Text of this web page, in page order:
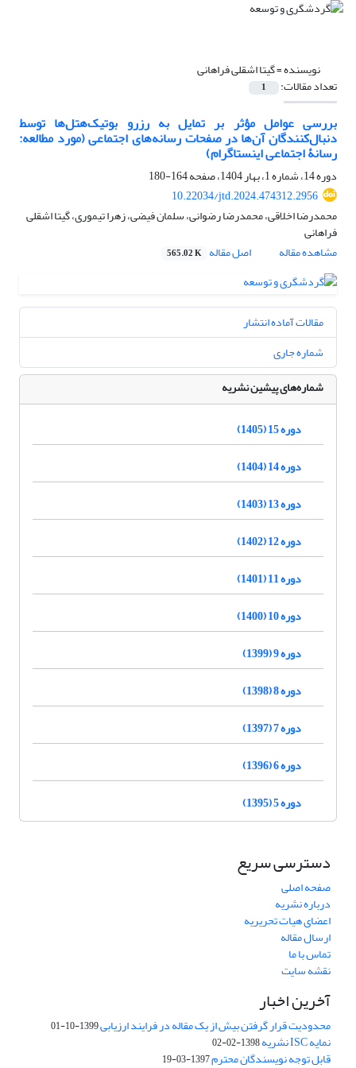
نویسنده =گیتا اشقلی فراهانی
تعداد مقالات: 1
بررسی عوامل مؤثر بر تمایل به رزرو بوتیک‌هتل‌ها توسط
دنبال‌کنندگان آن‌ها در صفحات رسانه‌های اجتماعی (مورد مطالعه:
رسانۀ اجتماعی اینستاگرام)
دوره 14، شماره 1، بهار 1404، صفحه
164-180
10.22034/jtd.2024.474312.2956
محمدرضا اخلاقی، محمدرضا رضوانی، سلمان فیضی، زهرا تیموری، گیتا اشقلی
فراهانی
مشاهده مقاله
اصل مقاله 565.02 K
مقالات آماده انتشار
شماره جاری
شماره‌های پیشین نشریه
دوره 15 (1405)
دوره 14 (1404)
دوره 13 (1403)
دوره 12 (1402)
دوره 11 (1401)
دوره 10 (1400)
دوره 9 (1399)
دوره 8 (1398)
دوره 7 (1397)
دوره 6 (1396)
دوره 5 (1395)
دسترسی سریع
صفحه اصلی
درباره نشریه
اعضای هیات تحریریه
ارسال مقاله
تماس با ما
نقشه سایت
آخرین اخبار
محدودیت قرار گرفتن بیش از یک مقاله در فرایند ارزیابی1399-10-01
نمایه ISC نشریه 1398-02-02
قابل توجه نویسندگان محترم1397-03-19